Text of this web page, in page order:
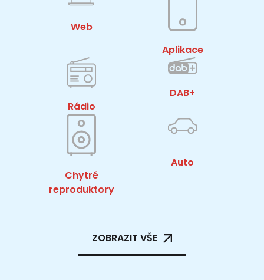
Web
Aplikace
Rádio
DAB+
Chytré
reproduktory
Auto
ZOBRAZIT VŠE